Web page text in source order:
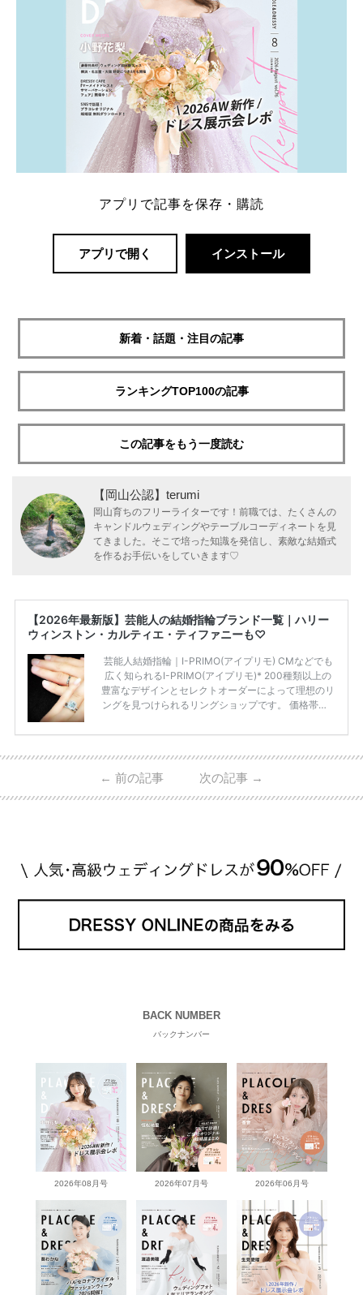
アプリで記事を保存・購読
アプリで開く インストール
新着・話題・注目の記事
ランキングTOP100の記事
この記事をもう一度読む
【岡山公認】terumi
岡山育ちのフリーライターです！前職では、たくさんの
キャンドルウェディングやテーブルコーディネートを見
てきました。そこで培った知識を発信し、素敵な結婚式
を作るお手伝いをしていきます♡
【2026年最新版】芸能人の結婚指輪ブランド一覧｜ハリー
ウィンストン・カルティエ・ティファニーも♡
芸能人結婚指輪｜I-PRIMO(アイプリモ) CMなどでも
広く知られるI-PRIMO(アイプリモ)* 200種類以上の
豊富なデザインとセレクトオーダーによって理想のリ
ングを見つけられるリングショップです。 価格帯は2
入が可能♩ コスパ的にも20代の若い夫婦に人気のよ
ビ 系 にて10月5日22時～スタートする水曜ドラマ『
#ファーストペンギン! 』で山藤 そよ役を演じます💁🏻‍♀️
← 前の記事 次の記事 →
BACK NUMBER
バックナンバー
2026年08月号 2026年07月号 2026年06月号